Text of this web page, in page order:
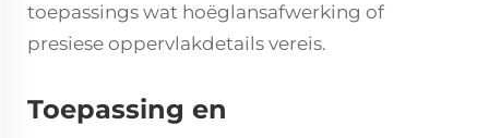
toepassings wat hoëglansafwerking of
presiese oppervlakdetails vereis.
Toepassing en